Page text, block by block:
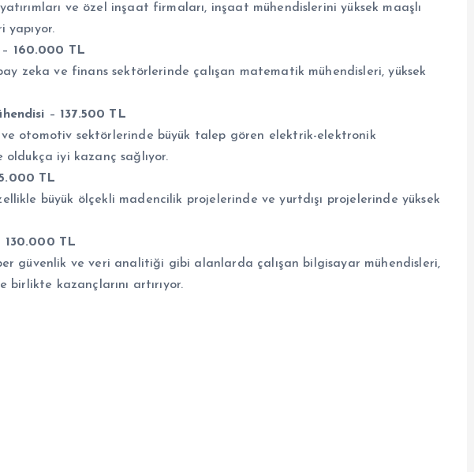
ve özel inşaat firmaları, inşaat mühendislerini yüksek maaşlı
yapıyor.
– 160.000 TL
zeka ve finans sektörlerinde çalışan matematik mühendisleri, yüksek
– 137.500 TL
ve otomotiv sektörlerinde büyük talep gören elektrik-elektronik
oldukça iyi kazanç sağlıyor.
TL
büyük ölçekli madencilik projelerinde ve yurtdışı projelerinde yüksek
130.000 TL
güvenlik ve veri analitiği gibi alanlarda çalışan bilgisayar mühendisleri,
kazançlarını artırıyor.